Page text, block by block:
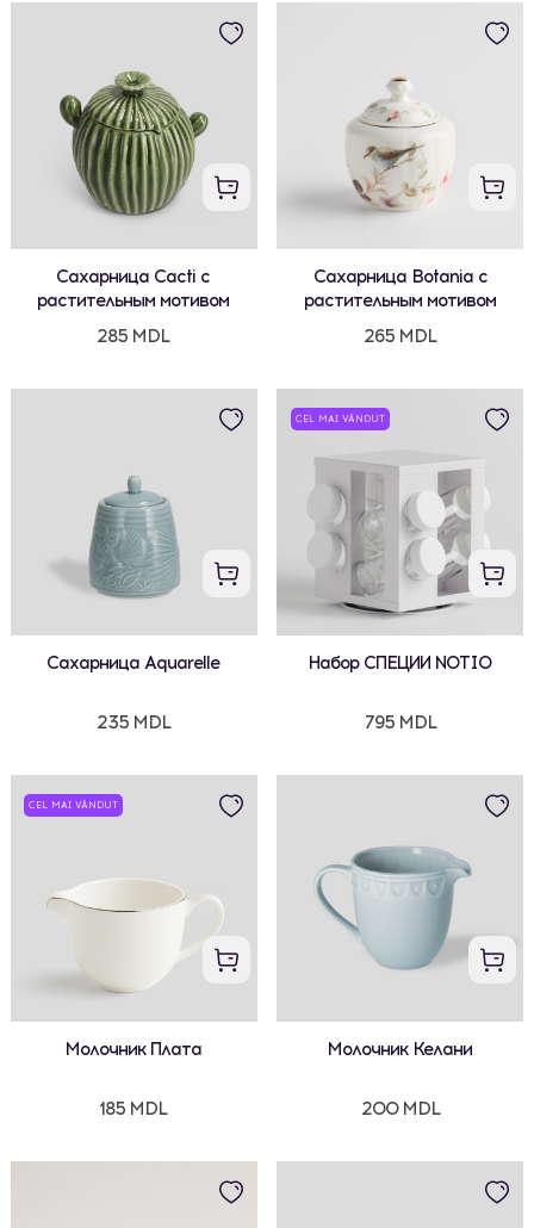
Сахарница Cacti с
растительным мотивом
285 MDL
Сахарница Botania с
растительным мотивом
265 MDL
Сахарница Aquarelle
235 MDL
CEL MAI VÂNDUT
Набор СПЕЦИИ NOTIO
795 MDL
CEL MAI VÂNDUT
Молочник Плата
185 MDL
Молочник Келани
200 MDL